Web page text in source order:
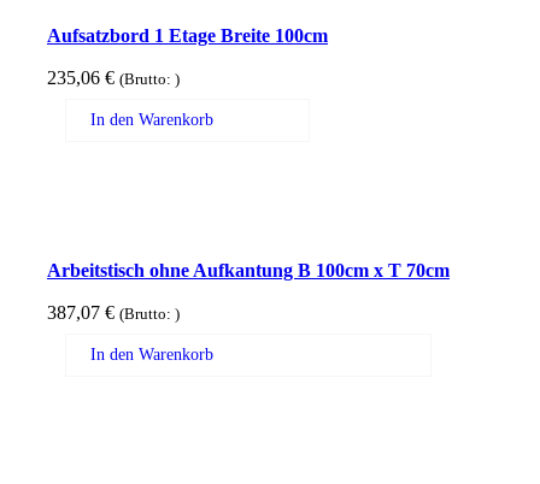
Aufsatzbord 1 Etage Breite 100cm
235,06 € (Brutto: )
In den Warenkorb
Arbeitstisch ohne Aufkantung B 100cm x T 70cm
387,07 € (Brutto: )
In den Warenkorb